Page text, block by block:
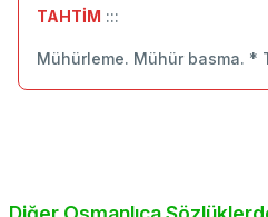
TAHTİM :::
Mühürleme. Mühür basma. *